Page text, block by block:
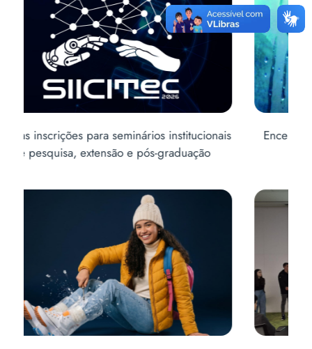
Encerram na quinta-feira as inscrições para o
Vestibular de Inverno